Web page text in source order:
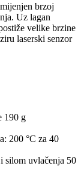
brzoj
Uz lagan
velike brzine
laserski senzor
190 g
200 °C za 40
silom uvlačenja 50